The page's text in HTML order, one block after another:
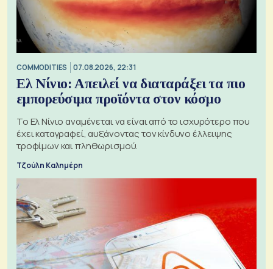
COMMODITIES 07.08.2026, 22:31
Ελ Νίνιο: Απειλεί να διαταράξει τα πιο
εμπορεύσιμα προϊόντα στον κόσμο
Το Ελ Νίνιο αναμένεται να είναι από το ισχυρότερο που
έχει καταγραφεί, αυξάνοντας τον κίνδυνο έλλειψης
τροφίμων και πληθωρισμού.
Τζούλη Καλημέρη